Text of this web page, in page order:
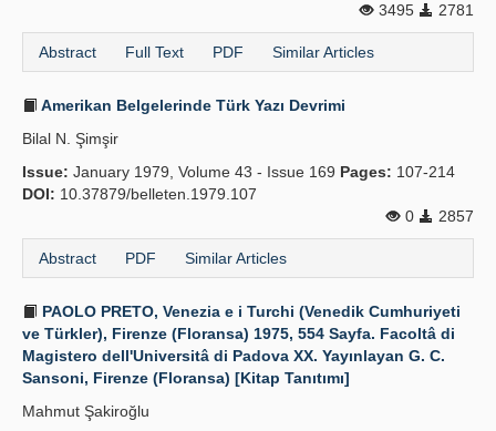
3495
2781
Abstract Full Text PDF Similar Articles
Amerikan Belgelerinde Türk Yazı Devrimi
Bilal N. Şimşir
Issue: January 1979, Volume 43 - Issue 169 Pages: 107-214
DOI: 10.37879/belleten.1979.107
0
2857
Abstract PDF Similar Articles
PAOLO PRETO, Venezia e i Turchi (Venedik Cumhuriyeti
ve Türkler), Firenze (Floransa) 1975, 554 Sayfa. Facoltâ di
Magistero dell'Universitâ di Padova XX. Yayınlayan G. C.
Sansoni, Firenze (Floransa) [Kitap Tanıtımı]
Mahmut Şakiroğlu